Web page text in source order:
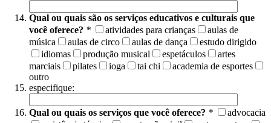
Qual ou quais são os serviços educativos e culturais que
você oferece? * atividades para crianças
aulas de
música
aulas de circo aulas de dança
estudo dirigido
idiomas
produção musical espetáculos
artes
marciais
pilates ioga tai chi
academia de esportes
outro
especifique:
Qual ou quais os serviços que você oferece? *
advocacia